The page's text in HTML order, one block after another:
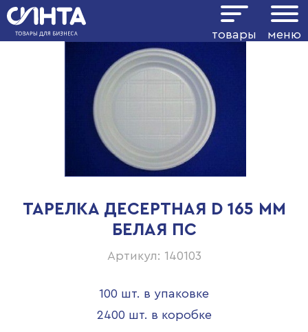
товары меню
ТАРЕЛКА ДЕСЕРТНАЯ D 165 ММ
БЕЛАЯ ПС
Артикул: 140103
100 шт. в упаковке
2400 шт. в коробке